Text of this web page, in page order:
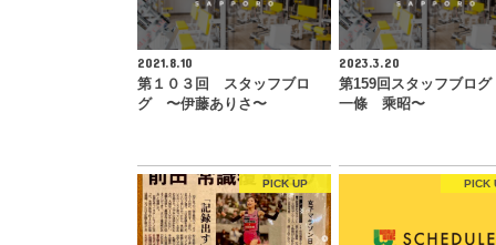
2021.8.10
第１０３回 スタッフブロ
グ 〜伊藤ありさ〜
2023.3.20
第159回スタッフブロ
一條 乘昭〜
PICK UP PICK